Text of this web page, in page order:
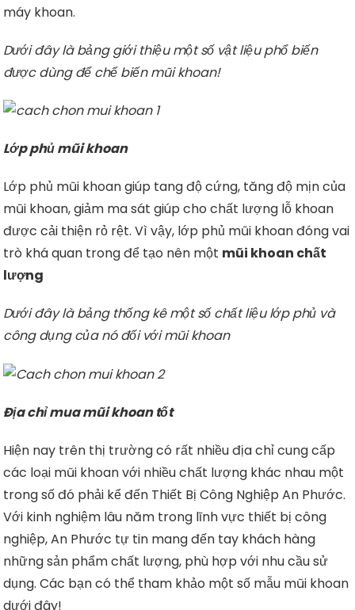
máy khoan.
Dưới đây là bảng giới thiệu một số vật liệu phổ biến
được dùng để chế biến mũi khoan!
Lớp phủ mũi khoan
Lớp phủ mũi khoan giúp tang độ cứng, tăng độ mịn của
mũi khoan, giảm ma sát giúp cho chất lượng lỗ khoan
được cải thiện rỏ rệt. Vì vậy, lớp phủ mũi khoan đóng vai
trò khá quan trong để tạo nên một mũi khoan chất
lượng
Dưới đây là bảng thống kê một số chất liệu lớp phủ và
công dụng của nó đối với mũi khoan
Địa chỉ mua mũi khoan tốt
Hiện nay trên thị trường có rất nhiều địa chỉ cung cấp
các loại mũi khoan với nhiều chất lượng khác nhau một
trong số đó phải kể đến Thiết Bị Công Nghiệp An Phước.
Với kinh nghiệm lâu năm trong lĩnh vực thiết bị công
nghiệp, An Phước tự tin mang đến tay khách hàng
những sản phẩm chất lượng, phù hợp với nhu cầu sử
dụng. Các bạn có thể tham khảo một số mẫu mũi khoan
dưới đây!